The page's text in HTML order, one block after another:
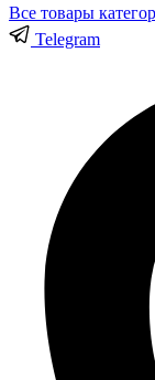
Все товары
Telegram